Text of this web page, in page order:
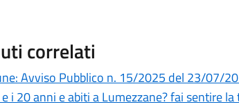
correlati
Avviso Pubblico n. 15/2025 del 23/07/
i 20 anni e abiti a Lumezzane? fai sentire la